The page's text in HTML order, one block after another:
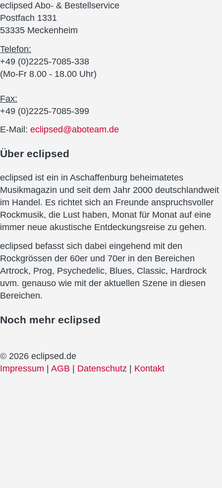
eclipsed Abo- & Bestellservice
Postfach 1331
53335 Meckenheim
Telefon:
+49 (0)2225-7085-338
(Mo-Fr 8.00 - 18.00 Uhr)
Fax:
+49 (0)2225-7085-399
E-Mail: eclipsed@aboteam.de
Über eclipsed
eclipsed ist ein in Aschaffenburg beheimatetes
Musikmagazin und seit dem Jahr 2000 deutschlandweit
im Handel. Es richtet sich an Freunde anspruchsvoller
Rockmusik, die Lust haben, Monat für Monat auf eine
immer neue akustische Entdeckungsreise zu gehen.
eclipsed befasst sich dabei eingehend mit den
Rockgrössen der 60er und 70er in den Bereichen
Artrock, Prog, Psychedelic, Blues, Classic, Hardrock
uvm. genauso wie mit der aktuellen Szene in diesen
Bereichen.
Noch mehr eclipsed
© 2026 eclipsed.de
Impressum | AGB | Datenschutz | Kontakt